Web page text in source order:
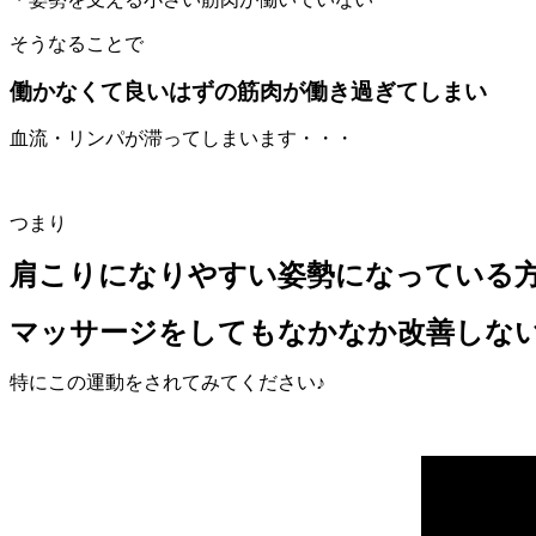
そうなることで
働かなくて良いはずの筋肉が働き過ぎてしまい
血流・リンパが滞ってしまいます・・・
つまり
肩こりになりやすい姿勢になっている
マッサージをしてもなかなか改善しな
特にこの運動をされてみてください♪